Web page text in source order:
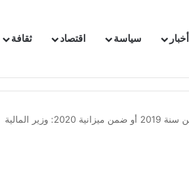
أخبار سياسة اقتصاد ثقافة
وتبلغها احتجاجا شديد اللهجة !!
إمكانية الزيادة في أسعار المحروقات في ما تبقى من سنة 2019 أو ضمن ميزانية 2020: وزير المالية